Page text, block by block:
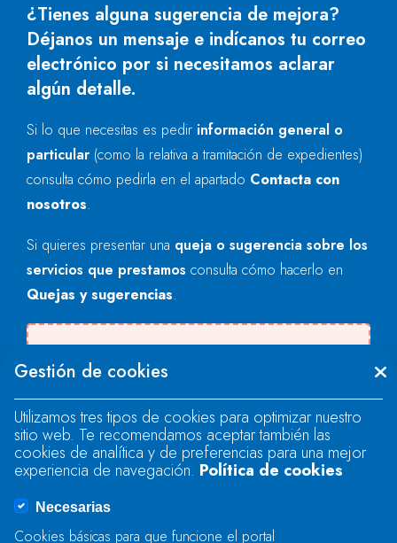
¿Tienes alguna sugerencia de mejora?
Déjanos un mensaje e indícanos tu correo
electrónico por si necesitamos aclarar
algún detalle.
Si lo que necesitas es pedir información general o
particular (como la relativa a tramitación de expedientes)
consulta cómo pedirla en el apartado Contacta con
nosotros.
Si quieres presentar una queja o sugerencia sobre los
servicios que prestamos consulta cómo hacerlo en
Quejas y sugerencias.
"text".
Se produjo un error al cargar el campo
"text".
Se produjo un error al cargar el campo
Gestión de cookies
Utilizamos tres tipos de cookies para optimizar nuestro
sitio web. Te recomendamos aceptar también las
cookies de analítica y de preferencias para una mejor
experiencia de navegación. Política de cookies
Necesarias
Cookies básicas para que funcione el portal